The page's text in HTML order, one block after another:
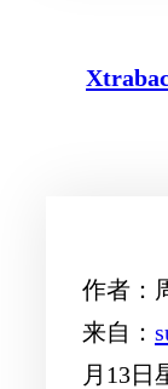
作者：
来自：
月13日